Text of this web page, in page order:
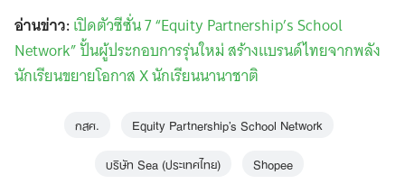
อ่านข่าว:เปิดตัวซีซั่น 7 “Equity Partnership’s School
Network” ปั้นผู้ประกอบการรุ่นใหม่ สร้างแบรนด์ไทยจากพลัง
นักเรียนขยายโอกาส X นักเรียนนานาชาติ
กสศ.
Equity Partnership’s School Network
บริษัท Sea (ประเทศไทย)
Shopee